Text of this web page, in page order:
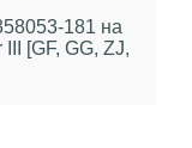
181 на
[GF, GG, ZJ,